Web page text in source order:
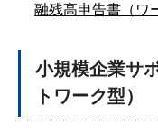
融残高申告書（ワ
小規模企業サ
トワーク型）